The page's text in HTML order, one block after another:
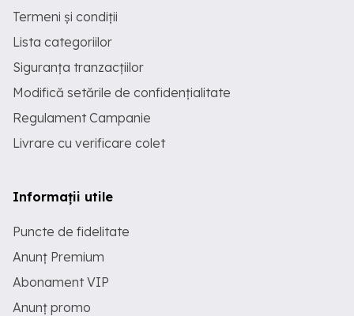
Termeni și condiții
Lista categoriilor
Siguranța tranzacțiilor
Modifică setările de confidențialitate
Regulament Campanie
Livrare cu verificare colet
Informații utile
Puncte de fidelitate
Anunț Premium
Abonament VIP
Anunț promo